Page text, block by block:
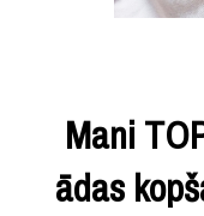
Mani
ādas